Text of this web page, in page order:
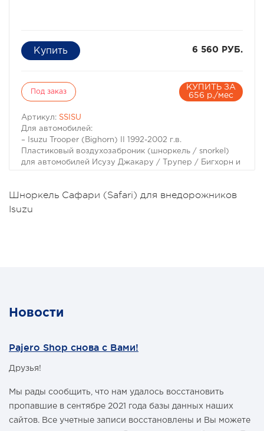
6 560 РУБ.
Под заказ
КУПИТЬ ЗА
656 р./мес
Артикул: SSISU
Для автомобилей:
– Isuzu Trooper (Bighorn) II 1992-2002 г.в.
Пластиковый воздухозаброник (шноркель / snorkel)
для автомобилей Исузу Джакару / Трупер / Бигхорн и
Шноркель Сафари (Safari) для внедорожников
Isuzu
Новости
Pajero Shop снова с Вами!
Друзья!
Мы рады сообщить, что нам удалось восстановить
пропавшие в сентябре 2021 года базы данных наших
сайтов. Все учетные записи восстановлены и Вы можете